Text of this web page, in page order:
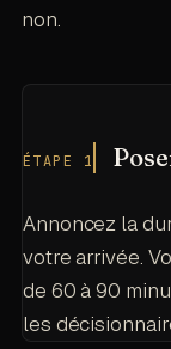
non.
ÉTAPE 1
Annoncez la
votre arrivée.
de 60 à 90
les